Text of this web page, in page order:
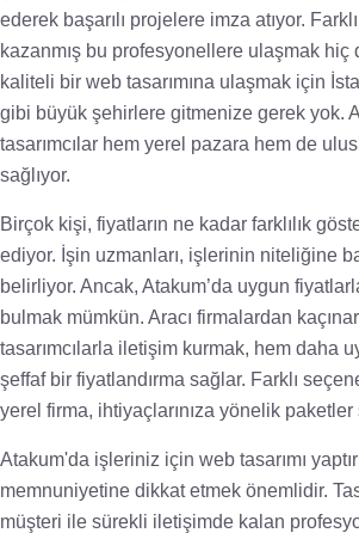
ederek başarılı projelere imza atıyor.
kazanmış bu profesyonellere ulaşmak hiç
kaliteli bir web tasarımına ulaşmak için
gibi büyük şehirlere gitmenize gerek yok.
tasarımcılar hem yerel pazara hem de
sağlıyor.
Birçok kişi, fiyatların ne kadar farklılık
ediyor. İşin uzmanları, işlerinin niteliğine
belirliyor. Ancak, Atakum’da uygun
bulmak mümkün. Aracı firmalardan
tasarımcılarla iletişim kurmak, hem daha
şeffaf bir fiyatlandırma sağlar. Farklı
yerel firma, ihtiyaçlarınıza yönelik paketler
Atakum'da işleriniz için web tasarımı
memnuniyetine dikkat etmek önemlidir.
müşteri ile sürekli iletişimde kalan